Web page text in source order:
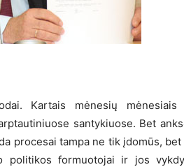
Kartais mėnesių
santykiuose. Bet
procesai tampa ne tik įdomūs,
politikos formuotojai ir jos